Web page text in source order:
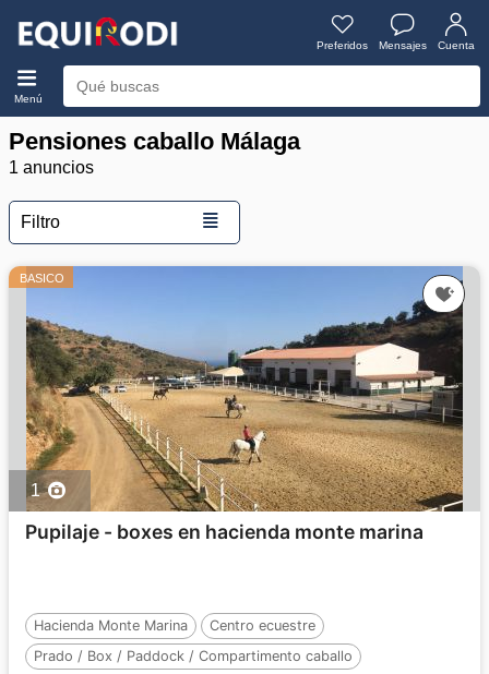
Preferidos Mensajes Cuenta
Menú
Pensiones caballo Málaga
1 anuncios
Filtro ≣
BASICO
1
Pupilaje - boxes en hacienda monte marina
Hacienda Monte Marina
Centro ecuestre
Prado / Box / Paddock / Compartimento caballo